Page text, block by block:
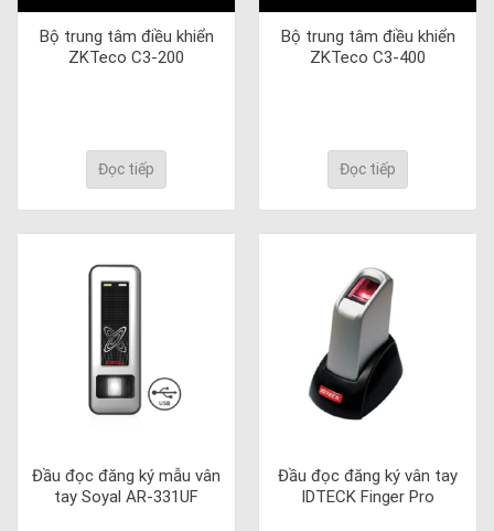
Bộ trung tâm điều khiển
ZKTeco C3-200
Đọc tiếp
Bộ trung tâm điều khiển
ZKTeco C3-400
Đọc tiếp
Đầu đọc đăng ký mẫu vân
tay Soyal AR-331UF
Đầu đọc đăng ký vân tay
IDTECK Finger Pro